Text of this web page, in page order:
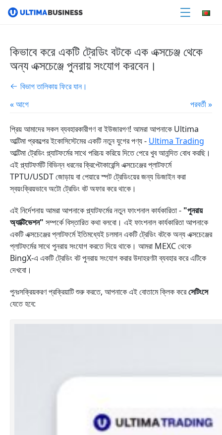
কিভাবে করে একটি ট্রেডিং বটকে এক এক্সচেঞ্জ থেকে
অন্য এক্সচেঞ্জে পুনরায় সংযোগ করবেন।
বিভাগ তালিকায় ফিরে যান।
« আগে
পরবর্তী »
প্রিয় আমাদের সকল ব্যবহারকারীগণ বা ইউজারগণ! আমরা আপনাকে Ultima
আল্টিমা প্রকল্পের ইকোসিস্টেমের একটি নতুন যুগের পণ্য - Ultima Trading
আল্টিমা ট্রেডিং প্ল্যাটফর্মের সাথে পরিচয় করিয়ে দিতে পেরে খুব আনন্দিত বোধ করছি।
এই প্ল্যাটফর্মটি বিভিন্ন ধরনের ক্রিপ্টোকারেন্সি এক্সচেঞ্জের প্লাটফর্মে
TPTU/USDT জোড়ায় বা পেয়ারে স্পট ট্রেডিংয়ের জন্য ডিজাইন করা
স্বয়ংক্রিয়ভাবে অটো ট্রেডিং বট অফার করে থাকে।
এই নির্দেশনায় আমরা আপনাকে প্ল্যাটফর্মের নতুন ফাংশনাল কার্যকারিতা - "পুনরায়
অ্যাক্টিভেশন" সম্পর্কে বিস্তারিত কথা বলবো। এই ফাংশনাল কার্যকারিতা আপনাকে
একটি এক্সচেঞ্জের প্লাটফর্মে ইতিমধ্যেই চলমান একটি ট্রেডিং বটকে অন্য এক্সচেঞ্জের
প্লাটফর্মের সাথে পুনরায় সংযোগ করতে দিয়ে থাকে। আমরা MEXC থেকে
BingX-এ একটি ট্রেডিং বট পুনরায় সংযোগ করার উদাহরণটা ব্যবহার করে এটিকে
দেখবো।
পুনঃসক্রিয়করণ প্রক্রিয়াটি শুরু করতে, আপনাকে এই বোতামে ক্লিক করেসেটিংসে
যেতে হবে: